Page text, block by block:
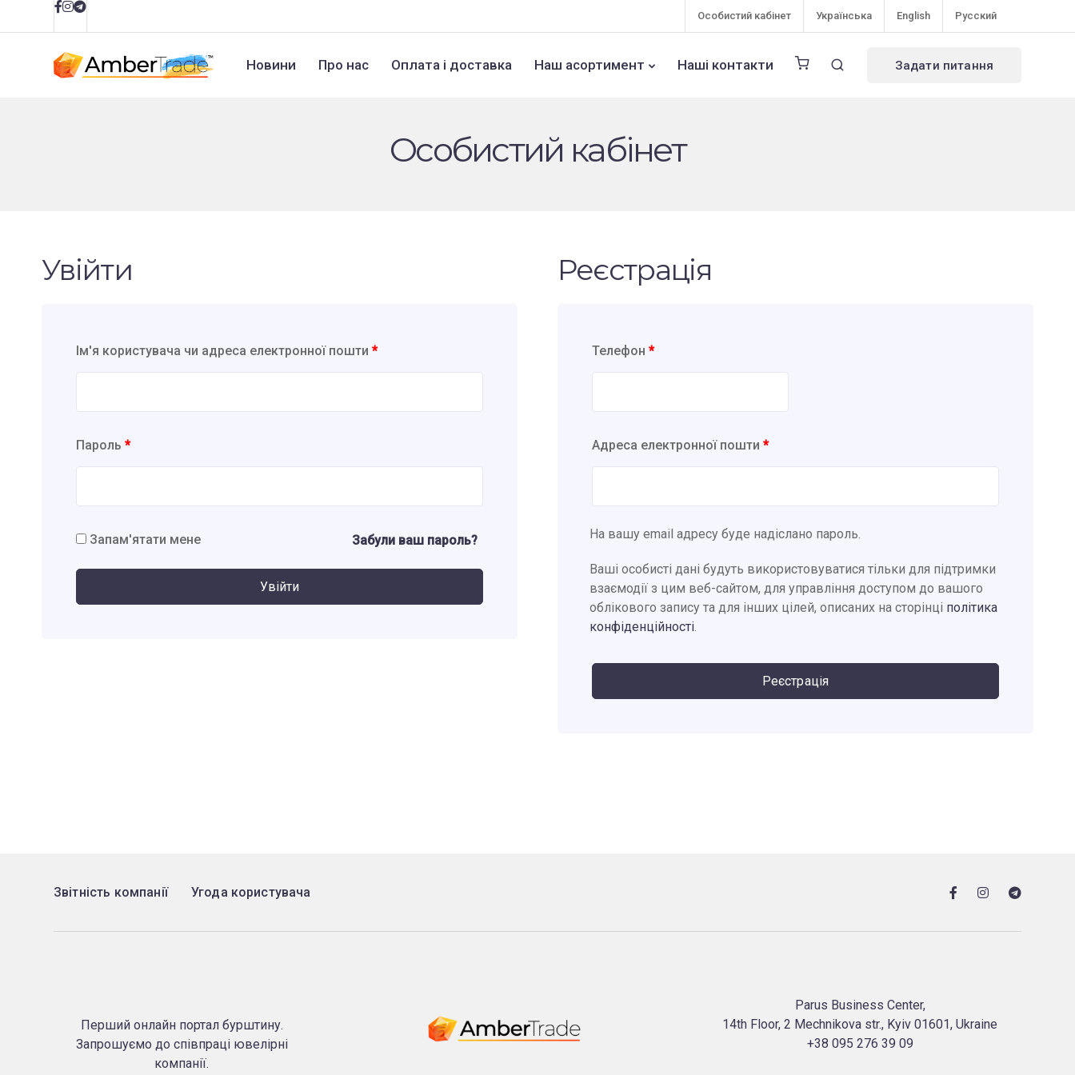
Особистий кабінет Українська English Русский
Новини Про нас Оплата і доставка Наш асортимент Наші контакти Задати питання
Особистий кабінет
Увійти
Ім'я користувача чи адреса електронної пошти *
Пароль *
Запам'ятати мене
Увійти
Забули ваш пароль?
Реєстрація
Телефон *
Адреса електронної пошти *
На вашу email адресу буде надіслано пароль.
Ваші особисті дані будуть використовуватися тільки для підтримки
взаємодії з цим веб-сайтом, для управління доступом до вашого
облікового запису та для інших цілей, описаних на сторінці політика
конфіденційності.
Реєстрація
Звітність компанії Угода користувача
Перший онлайн портал бурштину.
Запрошуємо до співпраці ювелірні
компанії.
Parus Business Center,
14th Floor, 2 Mechnikova str., Kyiv 01601, Ukraine
+38 095 276 39 09